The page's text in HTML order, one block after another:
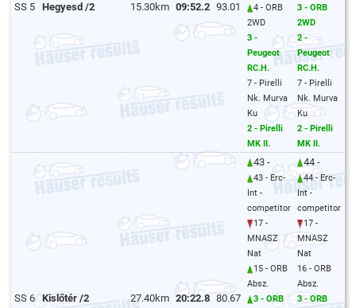
SS 5 Hegyesd /2 15.30km 09:52.2 93.01
4 - ORB
2WD
3 -
Peugeot
RC.H.
7 - Pirelli
Nk. Murva
Ku
2 - Pirelli
MK II.
3 - ORB
2WD
2 -
Peugeot
RC.H.
7 - Pirelli
Nk. Murva
Ku
2 - Pirelli
MK II.
SS 6 Kislőtér /2 27.40km 20:22.8 80.67
43 -
43 - Erc-
Int -
competitor
17 -
MNASZ
Nat
15 - ORB
Absz.
3 - ORB
44 -
44 - Erc-
Int -
competitor
17 -
MNASZ
Nat
16 - ORB
Absz.
3 - ORB